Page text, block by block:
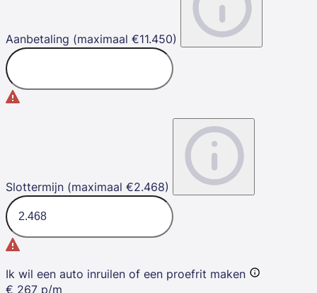
Aanbetaling (maximaal €11.450)
Slottermijn (maximaal €2.468)
Ik wil een auto inruilen of een proefrit maken
€ 267 p/m